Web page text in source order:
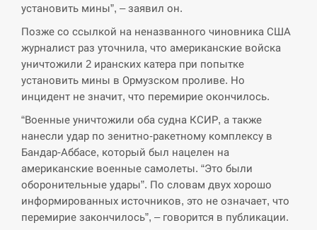
СЕРПЕНЬ
13:40
Біля українського літака в аеропорту Лейпцига
виявили дрон, ймовірно, з…
СЕРПЕНЬ
“Они должны быть уничтожены”: в МИДе
ответили, как отреагируют на…
СЕРПЕНЬ
13:10
Тайвань проводить найбільші військові
установить мины”, – заявил он.
Позже со ссылкой на неназванного чиновника США
журналист раз уточнила, что американские войска
уничтожили 2 иранских катера при попытке
установить мины в Ормузском проливе. Но
инцидент не значит, что перемирие окончилось.
“Военные уничтожили оба судна КСИР, а также
нанесли удар по зенитно-ракетному комплексу в
Бандар-Аббасе, который был нацелен на
американские военные самолеты. “Это были
оборонительные удары”. По словам двух хорошо
информированных источников, это не означает, что
перемирие закончилось”, – говорится в публикации.